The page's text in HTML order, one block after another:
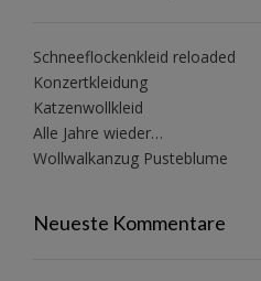
Schneeflockenkleid reloaded
Konzertkleidung
Katzenwollkleid
Alle Jahre wieder…
Wollwalkanzug Pusteblume
Neueste Kommentare